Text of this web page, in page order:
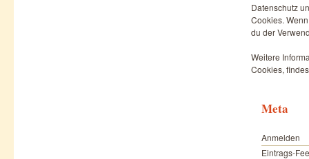
Datenschutz
Cookies.
du der
Weitere
Cookies,
Meta
Anmelden
Eintrags-